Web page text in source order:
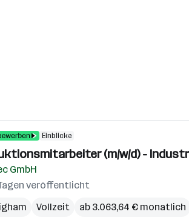
Einblicke
(m/w/d) -
GmbH
veröffentlicht
Vollzeit ab 3.063,64 € monatlich